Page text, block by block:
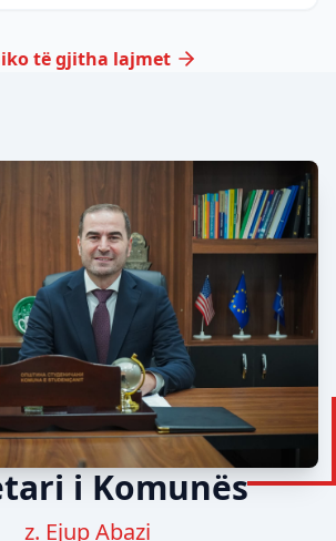
të gjitha lajmet
i Komunës
z. Ejup Abazi